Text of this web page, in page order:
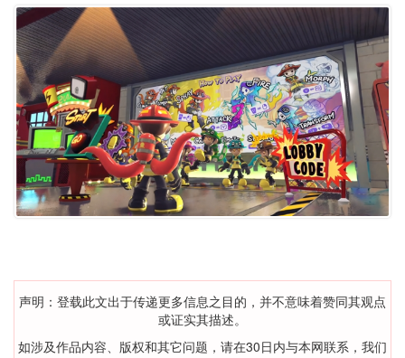
声明：登载此文出于传递更多信息之目的，并不意味着赞同其观点
或证实其描述。
如涉及作品内容、版权和其它问题，请在30日内与本网联系，我们